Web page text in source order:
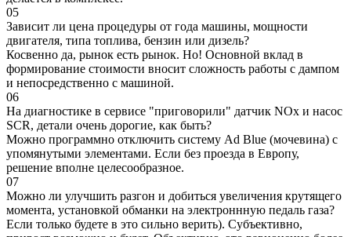
05
Зависит ли цена процедуры от года машины, мощности
двигателя, типа топлива, бензин или дизель?
Косвенно да, рынок есть рынок. Но! Основной вклад в
формирование стоимости вносит сложность работы с дампом
и непосредственно с машиной.
06
На диагностике в сервисе "приговорили" датчик NOx и насос
SCR, детали очень дорогие, как быть?
Можно программно отключить систему Ad Blue (мочевина) с
упомянутыми элементами. Если без проезда в Европу,
решение вполне целесообразное.
07
Можно ли улучшить разгон и добиться увеличения крутящего
момента, установкой обманки на электроннную педаль газа?
Если только будете в это сильно верить). Субъективно,